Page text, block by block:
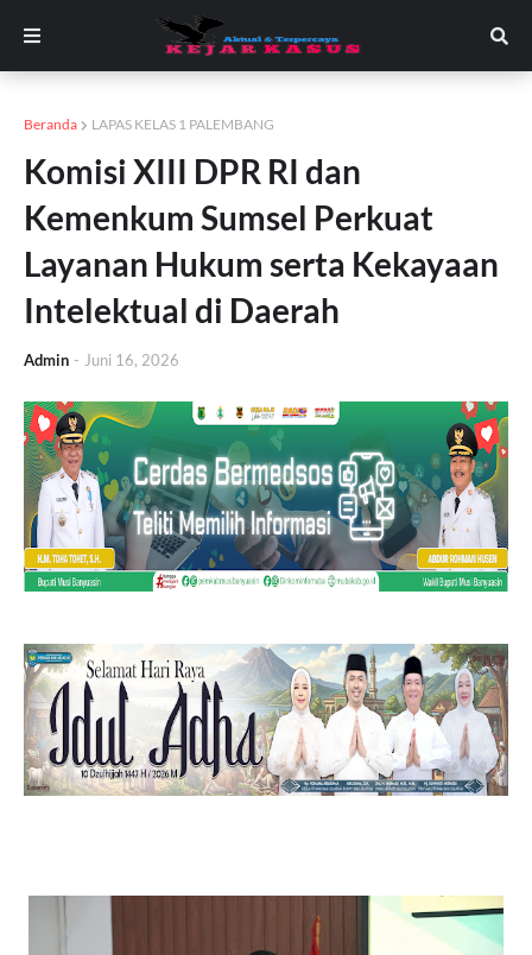
Beranda LAPAS KELAS 1 PALEMBANG
Komisi XIII DPR RI dan
Kemenkum Sumsel Perkuat
Layanan Hukum serta Kekayaan
Intelektual di Daerah
Admin - Juni 16, 2026